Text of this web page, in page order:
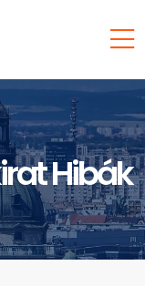
Hibák